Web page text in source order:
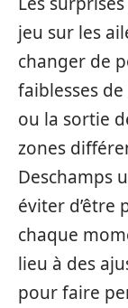
jeu sur les
changer de
faiblesses de
ou la sortie
zones
Deschamps
éviter d’être
chaque
lieu à des
pour faire